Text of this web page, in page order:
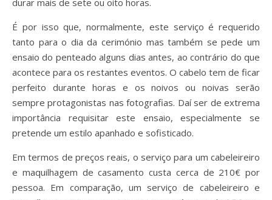
É por isso que, normalmente, este serviço é requerido
tanto para o dia da cerimónio mas também se pede um
ensaio do penteado alguns dias antes, ao contrário do que
acontece para os restantes eventos. O cabelo tem de ficar
perfeito durante horas e os noivos ou noivas serão
sempre protagonistas nas fotografias. Daí ser de extrema
importância requisitar este ensaio, especialmente se
pretende um estilo apanhado e sofisticado.
Em termos de preços reais, o serviço para um cabeleireiro
e maquilhagem de casamento custa cerca de 210€ por
pessoa. Em comparação, um serviço de cabeleireiro e